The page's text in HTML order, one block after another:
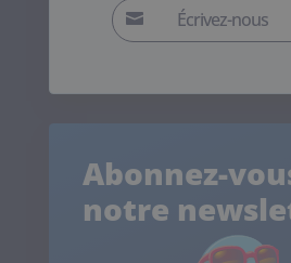
 Écrivez-nous
Abonnez-
notre